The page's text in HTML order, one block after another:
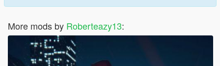
More mods by Roberteazy13: